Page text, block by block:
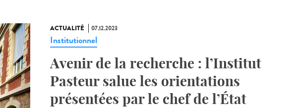
ACTUALITÉ 07.12.2023
Institutionnel
Avenir de la recherche : l’Institut
Pasteur salue les orientations
présentées par le chef de l’État